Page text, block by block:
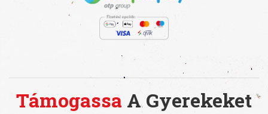
Támogassa A Gyerekeket